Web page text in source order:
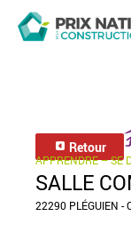
Retour
APPRENDRE – SE
SALLE
22290 PLÉGUIEN -